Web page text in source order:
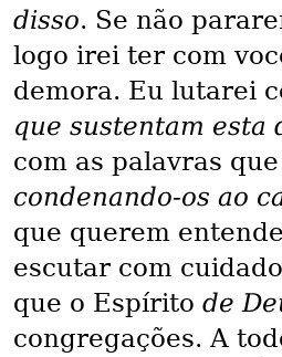
disso. Se não
logo irei ter com
demora. Eu lutarei
que sustentam esta
com as palavras
condenando-os ao
que querem
escutar com
que o Espírito de
congregações. A